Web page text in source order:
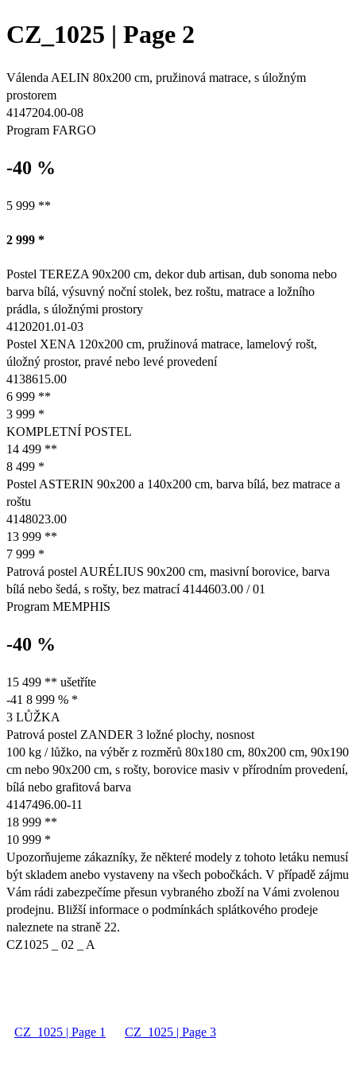
CZ_1025 | Page 2
Válenda AELIN 80x200 cm, pružinová matrace, s úložným
prostorem
4147204.00-08
Program FARGO
-40 %
5 999 **
2 999 *
Postel TEREZA 90x200 cm, dekor dub artisan, dub sonoma nebo
barva bílá, výsuvný noční stolek, bez roštu, matrace a ložního
prádla, s úložnými prostory
4120201.01-03
Postel XENA 120x200 cm, pružinová matrace, lamelový rošt,
úložný prostor, pravé nebo levé provedení
4138615.00
6 999 **
3 999 *
KOMPLETNÍ POSTEL
14 499 **
8 499 *
Postel ASTERIN 90x200 a 140x200 cm, barva bílá, bez matrace a
roštu
4148023.00
13 999 **
7 999 *
Patrová postel AURÉLIUS 90x200 cm, masivní borovice, barva
bílá nebo šedá, s rošty, bez matrací 4144603.00 / 01
Program MEMPHIS
-40 %
15 499 ** ušetříte
-41 8 999 % *
3 LŮŽKA
Patrová postel ZANDER 3 ložné plochy, nosnost
100 kg / lůžko, na výběr z rozměrů 80x180 cm, 80x200 cm, 90x190
cm nebo 90x200 cm, s rošty, borovice masiv v přírodním provedení,
bílá nebo grafitová barva
4147496.00-11
18 999 **
10 999 *
Upozorňujeme zákazníky, že některé modely z tohoto letáku nemusí
být skladem anebo vystaveny na všech pobočkách. V případě zájmu
Vám rádi zabezpečíme přesun vybraného zboží na Vámi zvolenou
prodejnu. Bližší informace o podmínkách splátkového prodeje
naleznete na straně 22.
CZ1025 _ 02 _ A
CZ_1025 | Page 1 CZ_1025 | Page 3